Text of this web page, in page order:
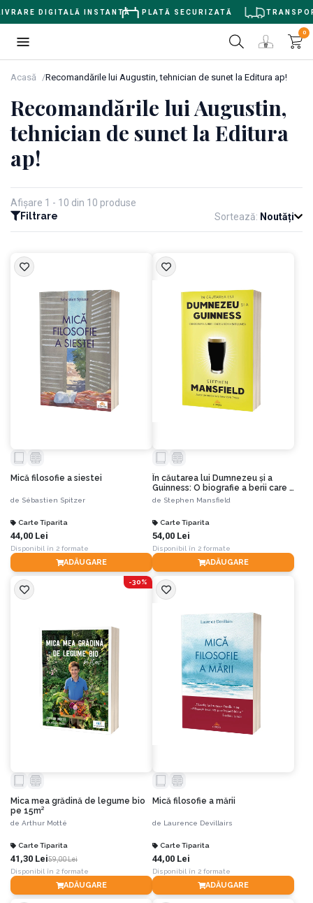
DIGITALĂ INSTANTĂ PLATĂ SECURIZATĂ
0
Acasă Recomandările lui Augustin, tehnician de sunet la Editura ap!
Recomandările lui Augustin,
tehnician de sunet la Editura
ap!
Afișare 1 - 10 din 10 produse
Filtrare
Sortează: Noutăți
Mică filosofie a siestei
de Sébastien Spitzer
Carte Tiparita
44,00 Lei
Disponibil în 2 formate
ADĂUGARE
În căutarea lui Dumnezeu și a
Guinness: O biografie a berii care a
schimbat lumea
de Stephen Mansfield
Carte Tiparita
54,00 Lei
Disponibil în 2 formate
ADĂUGARE
-30%
Mica mea grădină de legume bio
pe 15m²
de Arthur Motté
Carte Tiparita
41,30 Lei59,00 Lei
Disponibil în 2 formate
ADĂUGARE
Mică filosofie a mării
de Laurence Devillairs
Carte Tiparita
44,00 Lei
Disponibil în 2 formate
ADĂUGARE